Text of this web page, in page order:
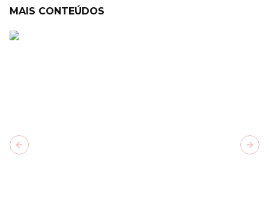
MAIS CONTEÚDOS
Previous slide